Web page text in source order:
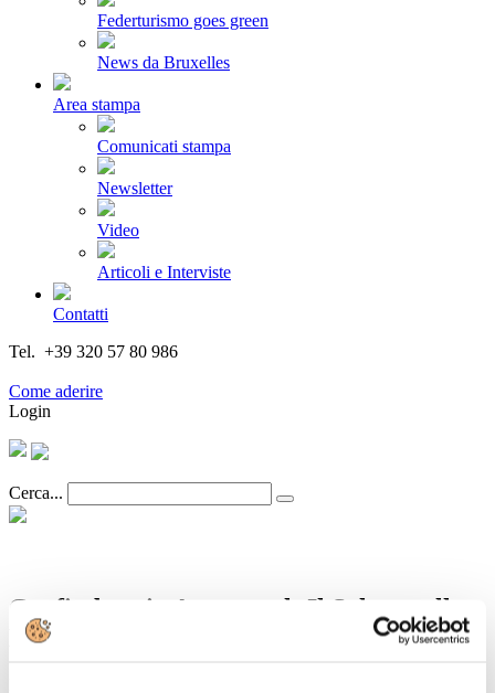
Federturismo goes green
News da Bruxelles
Area stampa
Comunicati stampa
Newsletter
Video
Articoli e Interviste
Contatti
Tel. +39 320 57 80 986
Come aderire
Login
Cerca...
Confindustria Assotravel: Il Salento alla
Bit